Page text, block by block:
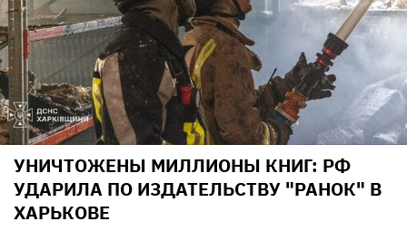
УНИЧТОЖЕНЫ МИЛЛИОНЫ КНИГ: РФ
УДАРИЛА ПО ИЗДАТЕЛЬСТВУ "РАНОК" В
ХАРЬКОВЕ